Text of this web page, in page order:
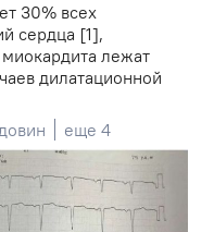
30% всех
сердца [1],
лежат
дилатационной
еще 4